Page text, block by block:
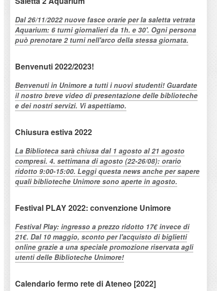
Dal 26/11/2022 nuove fasce orarie per la saletta vetrata
Aquarium: 6 turni giornalieri da 1h. e 30'. Ogni persona
può prenotare 2 turni nell'arco della stessa giornata.
Benvenuti 2022/2023!
Benvenuti in Unimore a tutti i nuovi studenti! Guardate
il nostro breve video di presentazione delle biblioteche
e dei nostri servizi. Vi aspettiamo.
Chiusura estiva 2022
La Biblioteca sarà chiusa dal 1 agosto al 21 agosto
compresi. 4. settimana di agosto (22-26/08): orario
ridotto 9:00-15:00. Leggi questa news anche per sapere
quali biblioteche Unimore sono aperte in agosto.
Festival PLAY 2022: convenzione Unimore
Festival Play: ingresso a prezzo ridotto 17€ invece di
21€. Dal 10 maggio, sconto per l'acquisto di biglietti
online grazie a una speciale promozione riservata agli
utenti delle Biblioteche Unimore!
Calendario fermo rete di Ateneo [2022]